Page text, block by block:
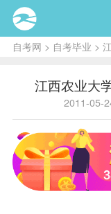
自考网 > 自考毕业 >
江西农业大
2011-05-